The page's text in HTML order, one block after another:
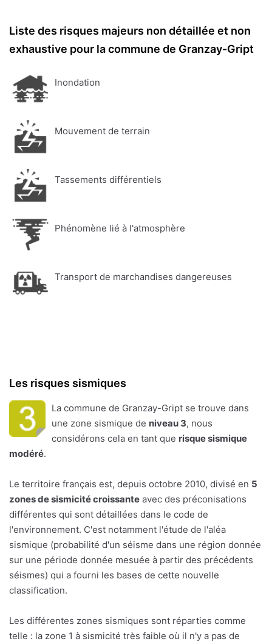
Liste des risques majeurs non détaillée et non
exhaustive pour la commune de Granzay-Gript
Inondation
Mouvement de terrain
Tassements différentiels
Phénomène lié à l'atmosphère
Transport de marchandises dangereuses
Les risques sismiques
La commune de Granzay-Gript se trouve dans
une zone sismique de niveau 3, nous
considérons cela en tant que risque sismique
modéré.
Le territoire français est, depuis octobre 2010, divisé en 5
zones de sismicité croissante avec des préconisations
différentes qui sont détaillées dans le code de
l'environnement. C'est notamment l'étude de l'aléa
sismique (probabilité d'un séisme dans une région donnée
sur une période donnée mesuée à partir des précédents
séismes) qui a fourni les bases de cette nouvelle
classification.
Les différentes zones sismiques sont réparties comme
telle : la zone 1 à sismicité très faible où il n'y a pas de